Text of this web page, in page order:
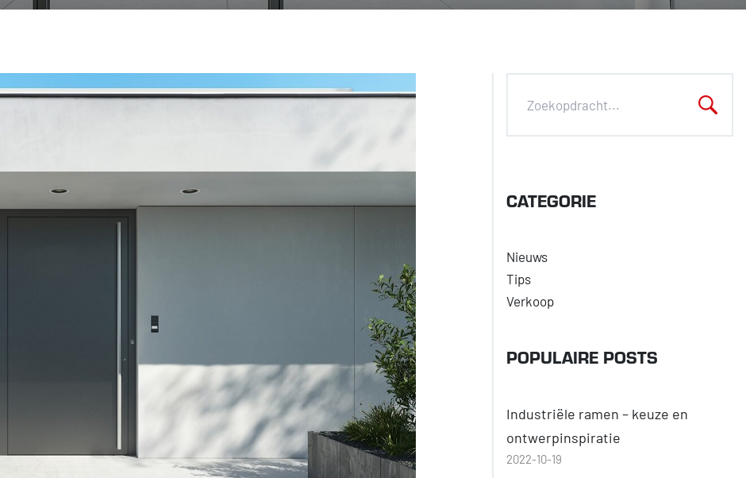
CATEGORIE
Nieuws
Tips
Verkoop
POPULAIRE POSTS
Industriële ramen – keuze en
ontwerpinspiratie
2022-10-19